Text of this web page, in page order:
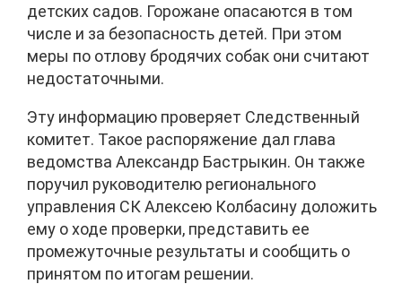
детских садов. Горожане опасаются в том
числе и за безопасность детей. При этом
меры по отлову бродячих собак они считают
недостаточными.
Эту информацию проверяет Следственный
комитет. Такое распоряжение дал глава
ведомства Александр Бастрыкин. Он также
поручил руководителю регионального
управления СК Алексею Колбасину доложить
ему о ходе проверки, представить ее
промежуточные результаты и сообщить о
принятом по итогам решении.